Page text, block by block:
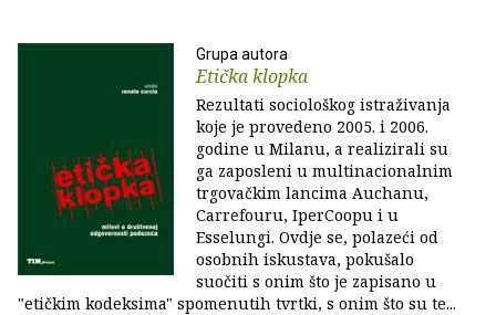
Grupa autora
Etička klopka
Rezultati sociološkog istraživanja
koje je provedeno 2005. i 2006.
godine u Milanu, a realizirali su
ga zaposleni u multinacionalnim
trgovačkim lancima Auchanu,
Carrefouru, IperCoopu i u
Esselungi. Ovdje se, polazeći od
osobnih iskustava, pokušalo
suočiti s onim što je zapisano u
"etičkim kodeksima" spomenutih tvrtki, s onim što su te...